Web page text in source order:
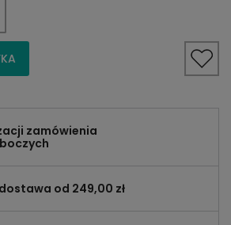
zamówienia
od 249,00 zł